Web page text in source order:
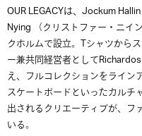
OURLEGACYは、 Jockum
Nying （クリストファー・ニイ
クホルムで設立。Tシャツから
ー兼共同経営者として
え、フルコレクションをライン
スケートボードといったカルチ
出されるクリエーティブが、
いる。